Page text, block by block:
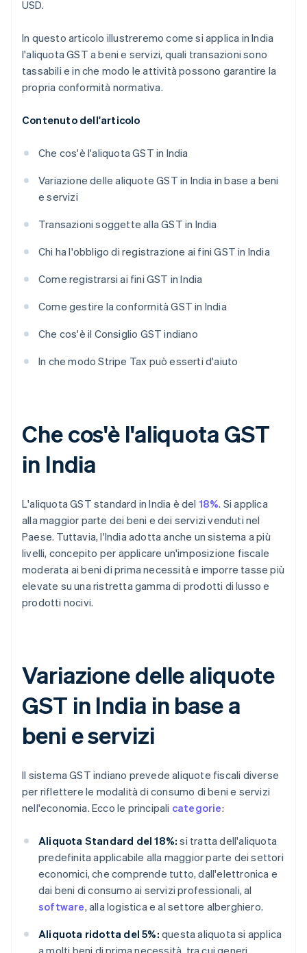
USD.
In questo articolo illustreremo come si applica in India
l'aliquota GST a beni e servizi, quali transazioni sono
tassabili e in che modo le attività possono garantire la
propria conformità normativa.
Contenuto dell'articolo
Che cos'è l'aliquota GST in India
Variazione delle aliquote GST in India in base a beni
e servizi
Transazioni soggette alla GST in India
Chi ha l'obbligo di registrazione ai fini GST in India
Come registrarsi ai fini GST in India
Come gestire la conformità GST in India
Che cos'è il Consiglio GST indiano
In che modo Stripe Tax può esserti d'aiuto
Che cos'è l'aliquota GST
in India
L'aliquota GST standard in India è del 18%. Si applica
alla maggior parte dei beni e dei servizi venduti nel
Paese. Tuttavia, l'India adotta anche un sistema a più
livelli, concepito per applicare un'imposizione fiscale
moderata ai beni di prima necessità e imporre tasse più
elevate su una ristretta gamma di prodotti di lusso e
prodotti nocivi.
Variazione delle aliquote
GST in India in base a
beni e servizi
Il sistema GST indiano prevede aliquote fiscali diverse
per riflettere le modalità di consumo di beni e servizi
nell'economia. Ecco le principali categorie:
Aliquota Standard del 18%: si tratta dell'aliquota
predefinita applicabile alla maggior parte dei settori
economici, che comprende tutto, dall'elettronica e
dai beni di consumo ai servizi professionali, al
software, alla logistica e al settore alberghiero.
Aliquota ridotta del 5%: questa aliquota si applica